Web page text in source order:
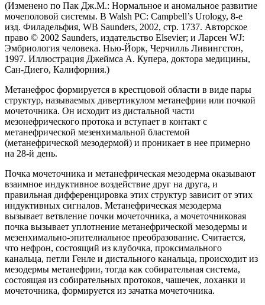
(Изменено по Пак Дж.М.: Нормальное и аномальное развитие
мочеполовой системы. В Walsh PC: Campbell’s Urology, 8-е
изд. Филадельфия, WB Saunders, 2002, стр. 1737. Авторское
право © 2002 Saunders, издательство Elsevier; и Ларсен WJ:
Эмбриология человека. Нью-Йорк, Черчилль Ливингстон,
1997. Иллюстрация Джеймса А. Купера, доктора медицины,
Сан-Диего, Калифорния.)
Метанефрос формируется в крестцовой области в виде пары
структур, называемых дивертикулом метанефрии или почкой
мочеточника. Он исходит из дистальной части
мезонефрического протока и вступает в контакт с
метанефрической мезенхимальной бластемой
(метанефрической мезодермой) и проникает в нее примерно
на 28-й день.
Почка мочеточника и метанефрическая мезодерма оказывают
взаимное индуктивное воздействие друг на друга, и
правильная дифференцировка этих структур зависит от этих
индуктивных сигналов. Метанефрическая мезодерма
вызывает ветвление почки мочеточника, а мочеточниковая
почка вызывает уплотнение метанефрической мезодермы и
мезенхимально-эпителиальное преобразование. Считается,
что нефрон, состоящий из клубочка, проксимального
канальца, петли Генле и дистального канальца, происходит из
мезодермы метанефрии, тогда как собирательная система,
состоящая из собирательных протоков, чашечек, лоханки и
мочеточника, формируется из зачатка мочеточника.